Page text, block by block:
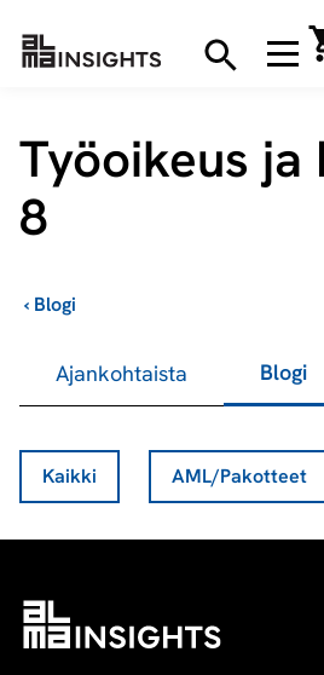
Hae
Työoikeus ja
8
Blogi
›
Ajankohtaista Blogi
Kaikki AML/Pakotteet